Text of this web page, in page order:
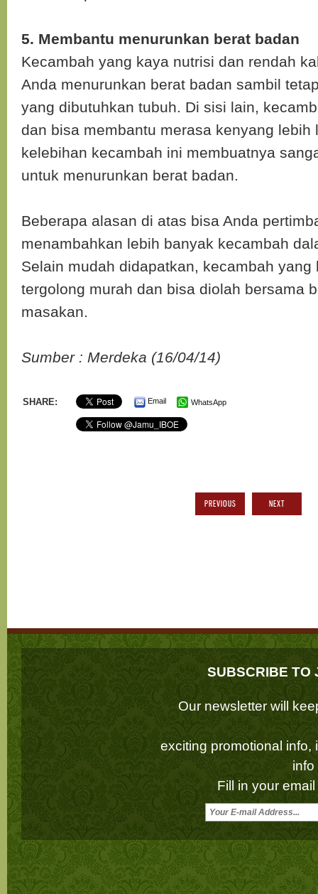
5. Membantu menurunkan berat badan
Kecambah yang kaya nutrisi dan rendah
Anda menurunkan berat badan sambil
yang dibutuhkan tubuh. Di sisi lain,
dan bisa membantu merasa kenyang lebih
kelebihan kecambah ini membuatnya
untuk menurunkan berat badan.
Beberapa alasan di atas bisa Anda
menambahkan lebih banyak kecambah
Selain mudah didapatkan, kecambah yang
tergolong murah dan bisa diolah bersama
masakan.
Sumber : Merdeka (16/04/14)
SHARE: Email WhatsApp
PREVIOUS NEXT
SUBSCRIBE TO
Our newsletter will
exciting promotional info,
info
Fill in your